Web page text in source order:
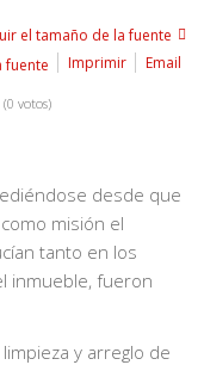
Imprimir
Email
(0 votos)
desde que
misión el
tanto en los
inmueble, fueron
y arreglo de